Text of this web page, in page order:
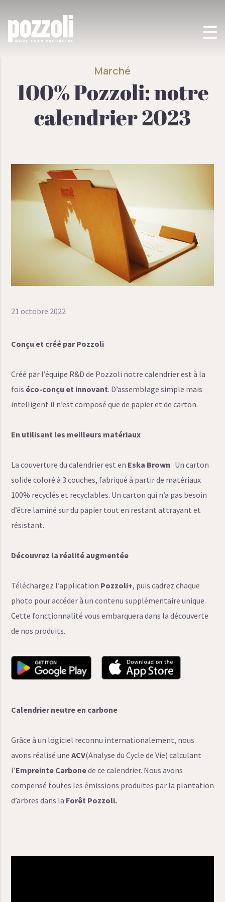
POZZOLI SPA> MARCHÉ
Marché
100% Pozzoli: notre
calendrier 2023
21 octobre 2022
Conçu et créé par Pozzoli
Créé par l’équipe R&D de Pozzoli notre calendrier est à la
fois éco-conçu et innovant. D’assemblage simple mais
intelligent il n’est composé que de papier et de carton.
En utilisant les meilleurs matériaux
La couverture du calendrier est en Eska Brown. Un carton
solide coloré à 3 couches, fabriqué à partir de matériaux
100% recyclés et recyclables. Un carton qui n’a pas besoin
d’être laminé sur du papier tout en restant attrayant et
résistant.
Découvrez la réalité augmentée
Téléchargez l’application Pozzoli+, puis cadrez chaque
photo pour accéder à un contenu supplémentaire unique.
Cette fonctionnalité vous embarquera dans la découverte
de nos produits.
Calendrier neutre en carbone
Grâce à un logiciel reconnu internationalement, nous
avons réalisé une ACV(Analyse du Cycle de Vie) calculant
l’Empreinte Carbonede ce calendrier. Nous avons
compensé toutes les émissions produites par la plantation
d’arbres dans la Forêt Pozzoli.